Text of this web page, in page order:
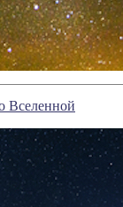
Вселенной